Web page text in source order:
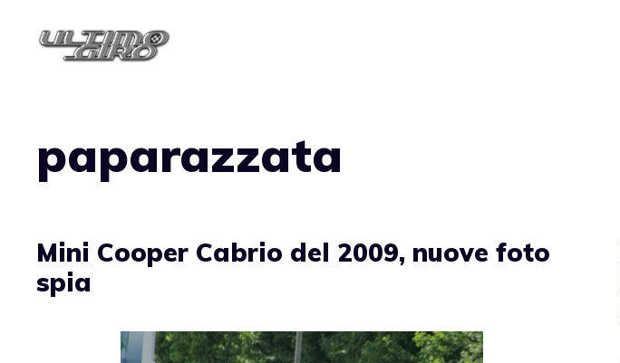
paparazzata
Mini Cooper Cabrio del 2009, nuove foto
spia